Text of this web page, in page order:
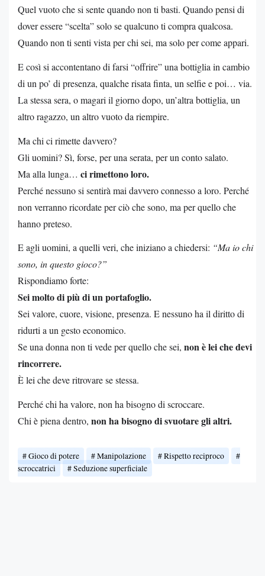
Quel vuoto che si sente quando non ti basti. Quando pensi di
dover essere “scelta” solo se qualcuno ti compra qualcosa.
Quando non ti senti vista per chi sei, ma solo per come appari.
E così si accontentano di farsi “offrire” una bottiglia in cambio
di un po’ di presenza, qualche risata finta, un selfie e poi… via.
La stessa sera, o magari il giorno dopo, un’altra bottiglia, un
altro ragazzo, un altro vuoto da riempire.
Ma chi ci rimette davvero?
Gli uomini? Sì, forse, per una serata, per un conto salato.
Ma alla lunga… ci rimettono loro.
Perché nessuno si sentirà mai davvero connesso a loro. Perché
non verranno ricordate per ciò che sono, ma per quello che
hanno preteso.
E agli uomini, a quelli veri, che iniziano a chiedersi: “Ma io chi
sono, in questo gioco?”
Rispondiamo forte:
Sei molto di più di un portafoglio.
Sei valore, cuore, visione, presenza. E nessuno ha il diritto di
ridurti a un gesto economico.
Se una donna non ti vede per quello che sei, non è lei che devi
rincorrere.
È lei che deve ritrovare se stessa.
Perché chi ha valore, non ha bisogno di scroccare.
Chi è piena dentro, non ha bisogno di svuotare gli altri.
Gioco di potere Manipolazione
Rispetto reciproco
scroccatrici
Seduzione superficiale